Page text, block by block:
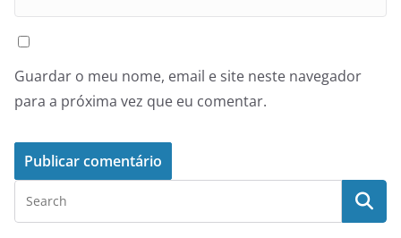
Guardar o meu nome, email e site neste navegador
para a próxima vez que eu comentar.